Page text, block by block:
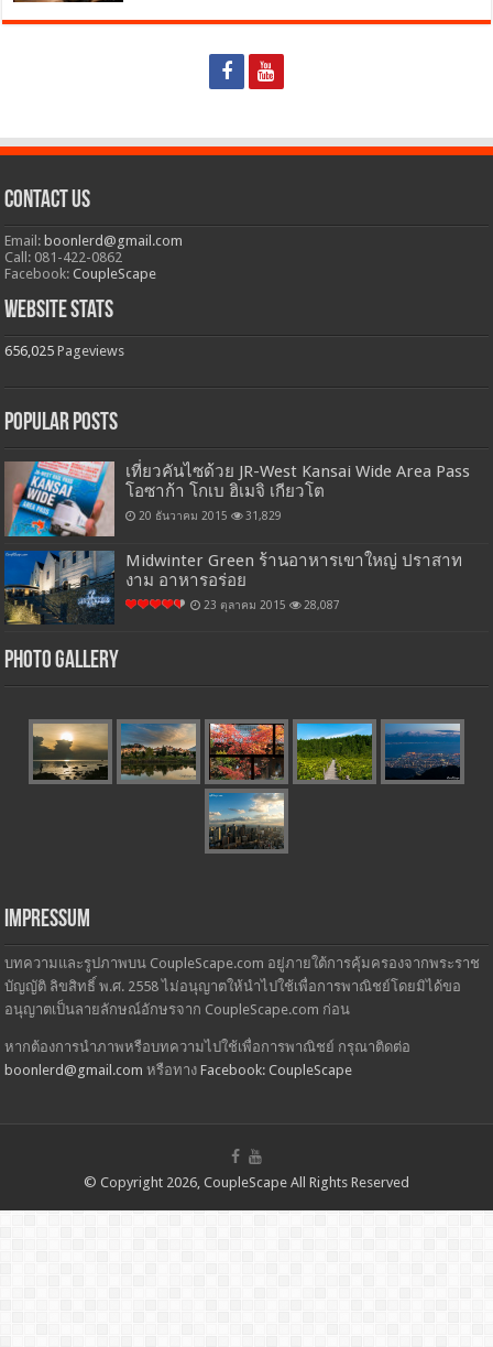
Contact Us
Email: boonlerd@gmail.com
Call: 081-422-0862
Facebook:CoupleScape
Website Stats
656,025 Pageviews
Popular Posts
เที่ยวคันไซด้วย JR-West Kansai Wide Area Pass
โอซาก้า โกเบ ฮิเมจิ เกียวโต
20 ธันวาคม 2015 31,829
Midwinter Green ร้านอาหารเขาใหญ่ ปราสาท
งาม อาหารอร่อย
23 ตุลาคม 2015 28,087
Photo Gallery
Impressum
บทความและรูปภาพบน CoupleScape.com อยู่ภายใต้การคุ้มครองจากพระราช
บัญญัติ ลิขสิทธิ์ พ.ศ. 2558 ไม่อนุญาตให้นำไปใช้เพื่อการพาณิชย์โดยมิได้ขอ
อนุญาตเป็นลายลักษณ์อักษรจาก CoupleScape.com ก่อน
หากต้องการนำภาพหรือบทความไปใช้เพื่อการพาณิชย์ กรุณาติดต่อ
boonlerd@gmail.com หรือทางFacebook: CoupleScape
© Copyright 2026, CoupleScape All Rights Reserved